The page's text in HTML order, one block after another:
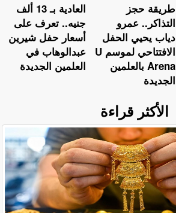
العادية بـ 13 ألف
جنيه.. تعرف على
أسعار حفل شيرين
عبدالوهاب في
العلمين الجديدة
طريقة حجز
التذاكر.. عمرو
دياب يحيي الحفل
الافتتاحي لموسم U
Arena بالعلمين
الجديدة
الأكثر قراءة